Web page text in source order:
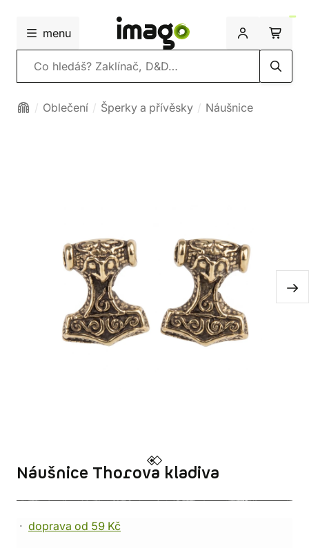
menu
Vyhledávání
Oblečení Šperky a přívěsky Náušnice
Náušnice Thorova kladiva
doprava od 59 Kč